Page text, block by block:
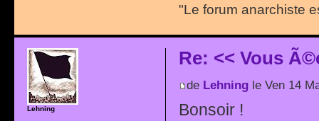
"Le forum anarchiste
Re: << Vous
de Lehningle Ven 14
Bonsoir !
Lehning